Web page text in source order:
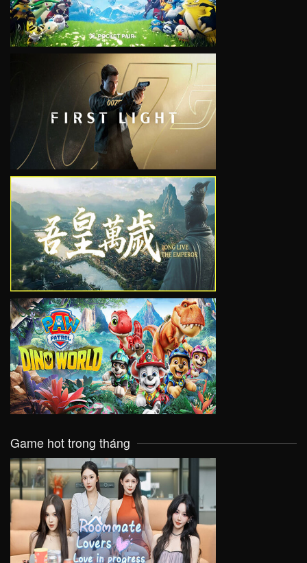
VIEW
VIEW
VIEW
Game hot trong tháng
VIEW